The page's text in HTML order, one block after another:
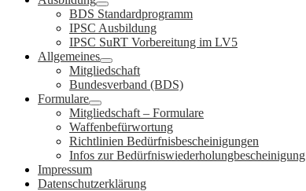
BDS Standardprogramm
IPSC Ausbildung
IPSC SuRT Vorbereitung im LV5
Allgemeines
Mitgliedschaft
Bundesverband (BDS)
Formulare
Mitgliedschaft – Formulare
Waffenbefürwortung
Richtlinien Bedürfnisbescheinigungen
Infos zur Bedürfniswiederholungbescheinigung
Impressum
Datenschutzerklärung